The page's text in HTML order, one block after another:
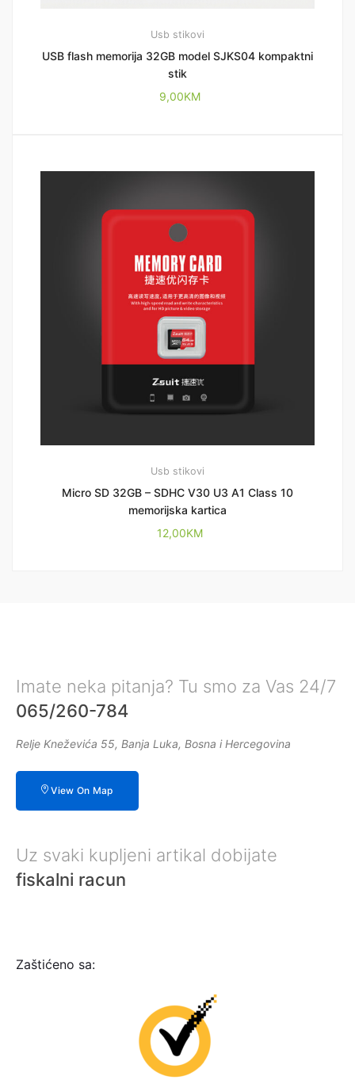
Usb stikovi
USB flash memorija 32GB model SJKS04 kompaktni
stik
9,00KM
Usb stikovi
Micro SD 32GB – SDHC V30 U3 A1 Class 10
memorijska kartica
12,00KM
Imate neka pitanja? Tu smo za Vas 24/7
065/260-784
Relje Kneževića 55, Banja Luka, Bosna i Hercegovina
View On Map
Uz svaki kupljeni artikal dobijate
fiskalni racun
Zaštićeno sa: